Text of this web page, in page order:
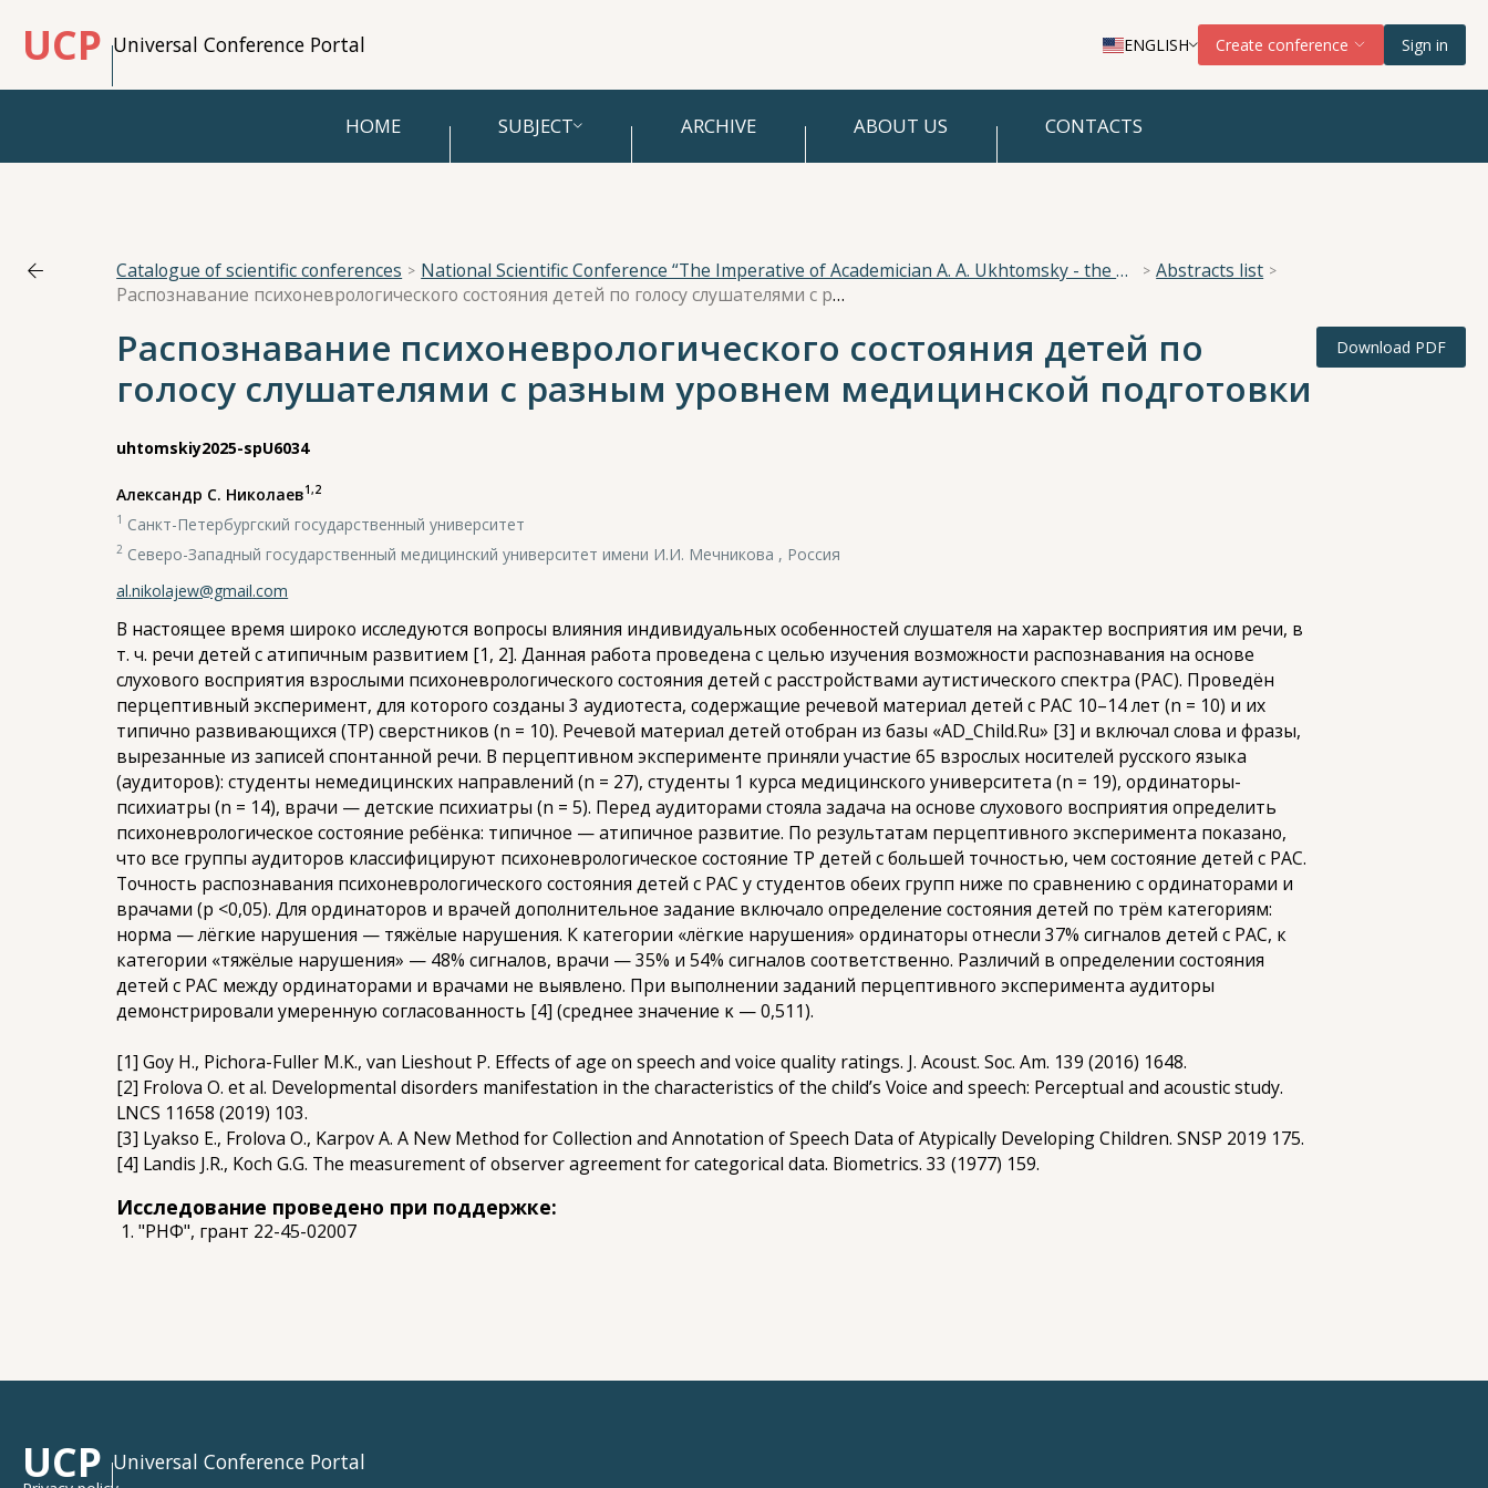
UCP Universal Conference Portal ENGLISH Create conference Sign in
HOME SUBJECT ARCHIVE ABOUT US CONTACTS
Catalogue of scientific conferences National Scientific Conference “The Imperative of Academician A. A. Ukhtomsky - the Brain and its Self-Cognition”
Abstracts list
Распознавание психоневрологического состояния детей по голосу слушателями с разным уровнем медицинской подготовки
Распознавание психоневрологического состояния детей по
голосу слушателями с разным уровнем медицинской подготовки
uhtomskiy2025-spU6034
Александр С. Николаев1,2
1 Санкт-Петербургский государственный университет
2 Северо-Западный государственный медицинский университет имени И.И. Мечникова , Россия
al.nikolajew@gmail.com
В настоящее время широко исследуются вопросы влияния индивидуальных особенностей слушателя на характер восприятия им речи, в
т. ч. речи детей с атипичным развитием [1, 2]. Данная работа проведена с целью изучения возможности распознавания на основе
слухового восприятия взрослыми психоневрологического состояния детей с расстройствами аутистического спектра (РАС). Проведён
перцептивный эксперимент, для которого созданы 3 аудиотеста, содержащие речевой материал детей с РАС 10–14 лет (n = 10) и их
типично развивающихся (ТР) сверстников (n = 10). Речевой материал детей отобран из базы «AD_Child.Ru» [3] и включал слова и фразы,
вырезанные из записей спонтанной речи. В перцептивном эксперименте приняли участие 65 взрослых носителей русского языка
(аудиторов): студенты немедицинских направлений (n = 27), студенты 1 курса медицинского университета (n = 19), ординаторы-
психиатры (n = 14), врачи — детские психиатры (n = 5). Перед аудиторами стояла задача на основе слухового восприятия определить
психоневрологическое состояние ребёнка: типичное — атипичное развитие. По результатам перцептивного эксперимента показано,
что все группы аудиторов классифицируют психоневрологическое состояние ТР детей с большей точностью, чем состояние детей с РАС.
Точность распознавания психоневрологического состояния детей с РАС у студентов обеих групп ниже по сравнению с ординаторами и
врачами (p <0,05). Для ординаторов и врачей дополнительное задание включало определение состояния детей по трём категориям:
норма — лёгкие нарушения — тяжёлые нарушения. К категории «лёгкие нарушения» ординаторы отнесли 37% сигналов детей с РАС, к
категории «тяжёлые нарушения» — 48% сигналов, врачи — 35% и 54% сигналов соответственно. Различий в определении состояния
детей с РАС между ординаторами и врачами не выявлено. При выполнении заданий перцептивного эксперимента аудиторы
демонстрировали умеренную согласованность [4] (среднее значение κ — 0,511).
[1] Goy H., Pichora-Fuller M.K., van Lieshout P. Effects of age on speech and voice quality ratings. J. Acoust. Soc. Am. 139 (2016) 1648.
[2] Frolova O. et al. Developmental disorders manifestation in the characteristics of the child’s Voice and speech: Perceptual and acoustic study.
LNCS 11658 (2019) 103.
[3] Lyakso E., Frolova O., Karpov A. A New Method for Collection and Annotation of Speech Data of Atypically Developing Children. SNSP 2019 175.
[4] Landis J.R., Koch G.G. The measurement of observer agreement for categorical data. Biometrics. 33 (1977) 159.
Исследование проведено при поддержке:
"РНФ", грант 22-45-02007
Download PDF
UCP Universal Conference Portal